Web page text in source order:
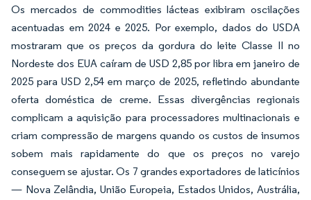
Os mercados de commodities lácteas exibiram oscilações
acentuadas em 2024 e 2025. Por exemplo, dados do USDA
mostraram que os preços da gordura do leite Classe II no
Nordeste dos EUA caíram de USD 2,85 por libra em janeiro de
2025 para USD 2,54 em março de 2025, refletindo abundante
oferta doméstica de creme. Essas divergências regionais
complicam a aquisição para processadores multinacionais e
criam compressão de margens quando os custos de insumos
sobem mais rapidamente do que os preços no varejo
conseguem se ajustar. Os 7 grandes exportadores de laticínios
— Nova Zelândia, União Europeia, Estados Unidos, Austrália,